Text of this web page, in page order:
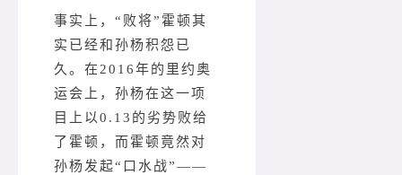
事实上，“败将”霍顿其
实已经和孙杨积怨已
久。在2016年的里约奥
运会上，孙杨在这一项
目上以0.13的劣势败给
了霍顿，而霍顿竟然对
孙杨发起“口水战”——